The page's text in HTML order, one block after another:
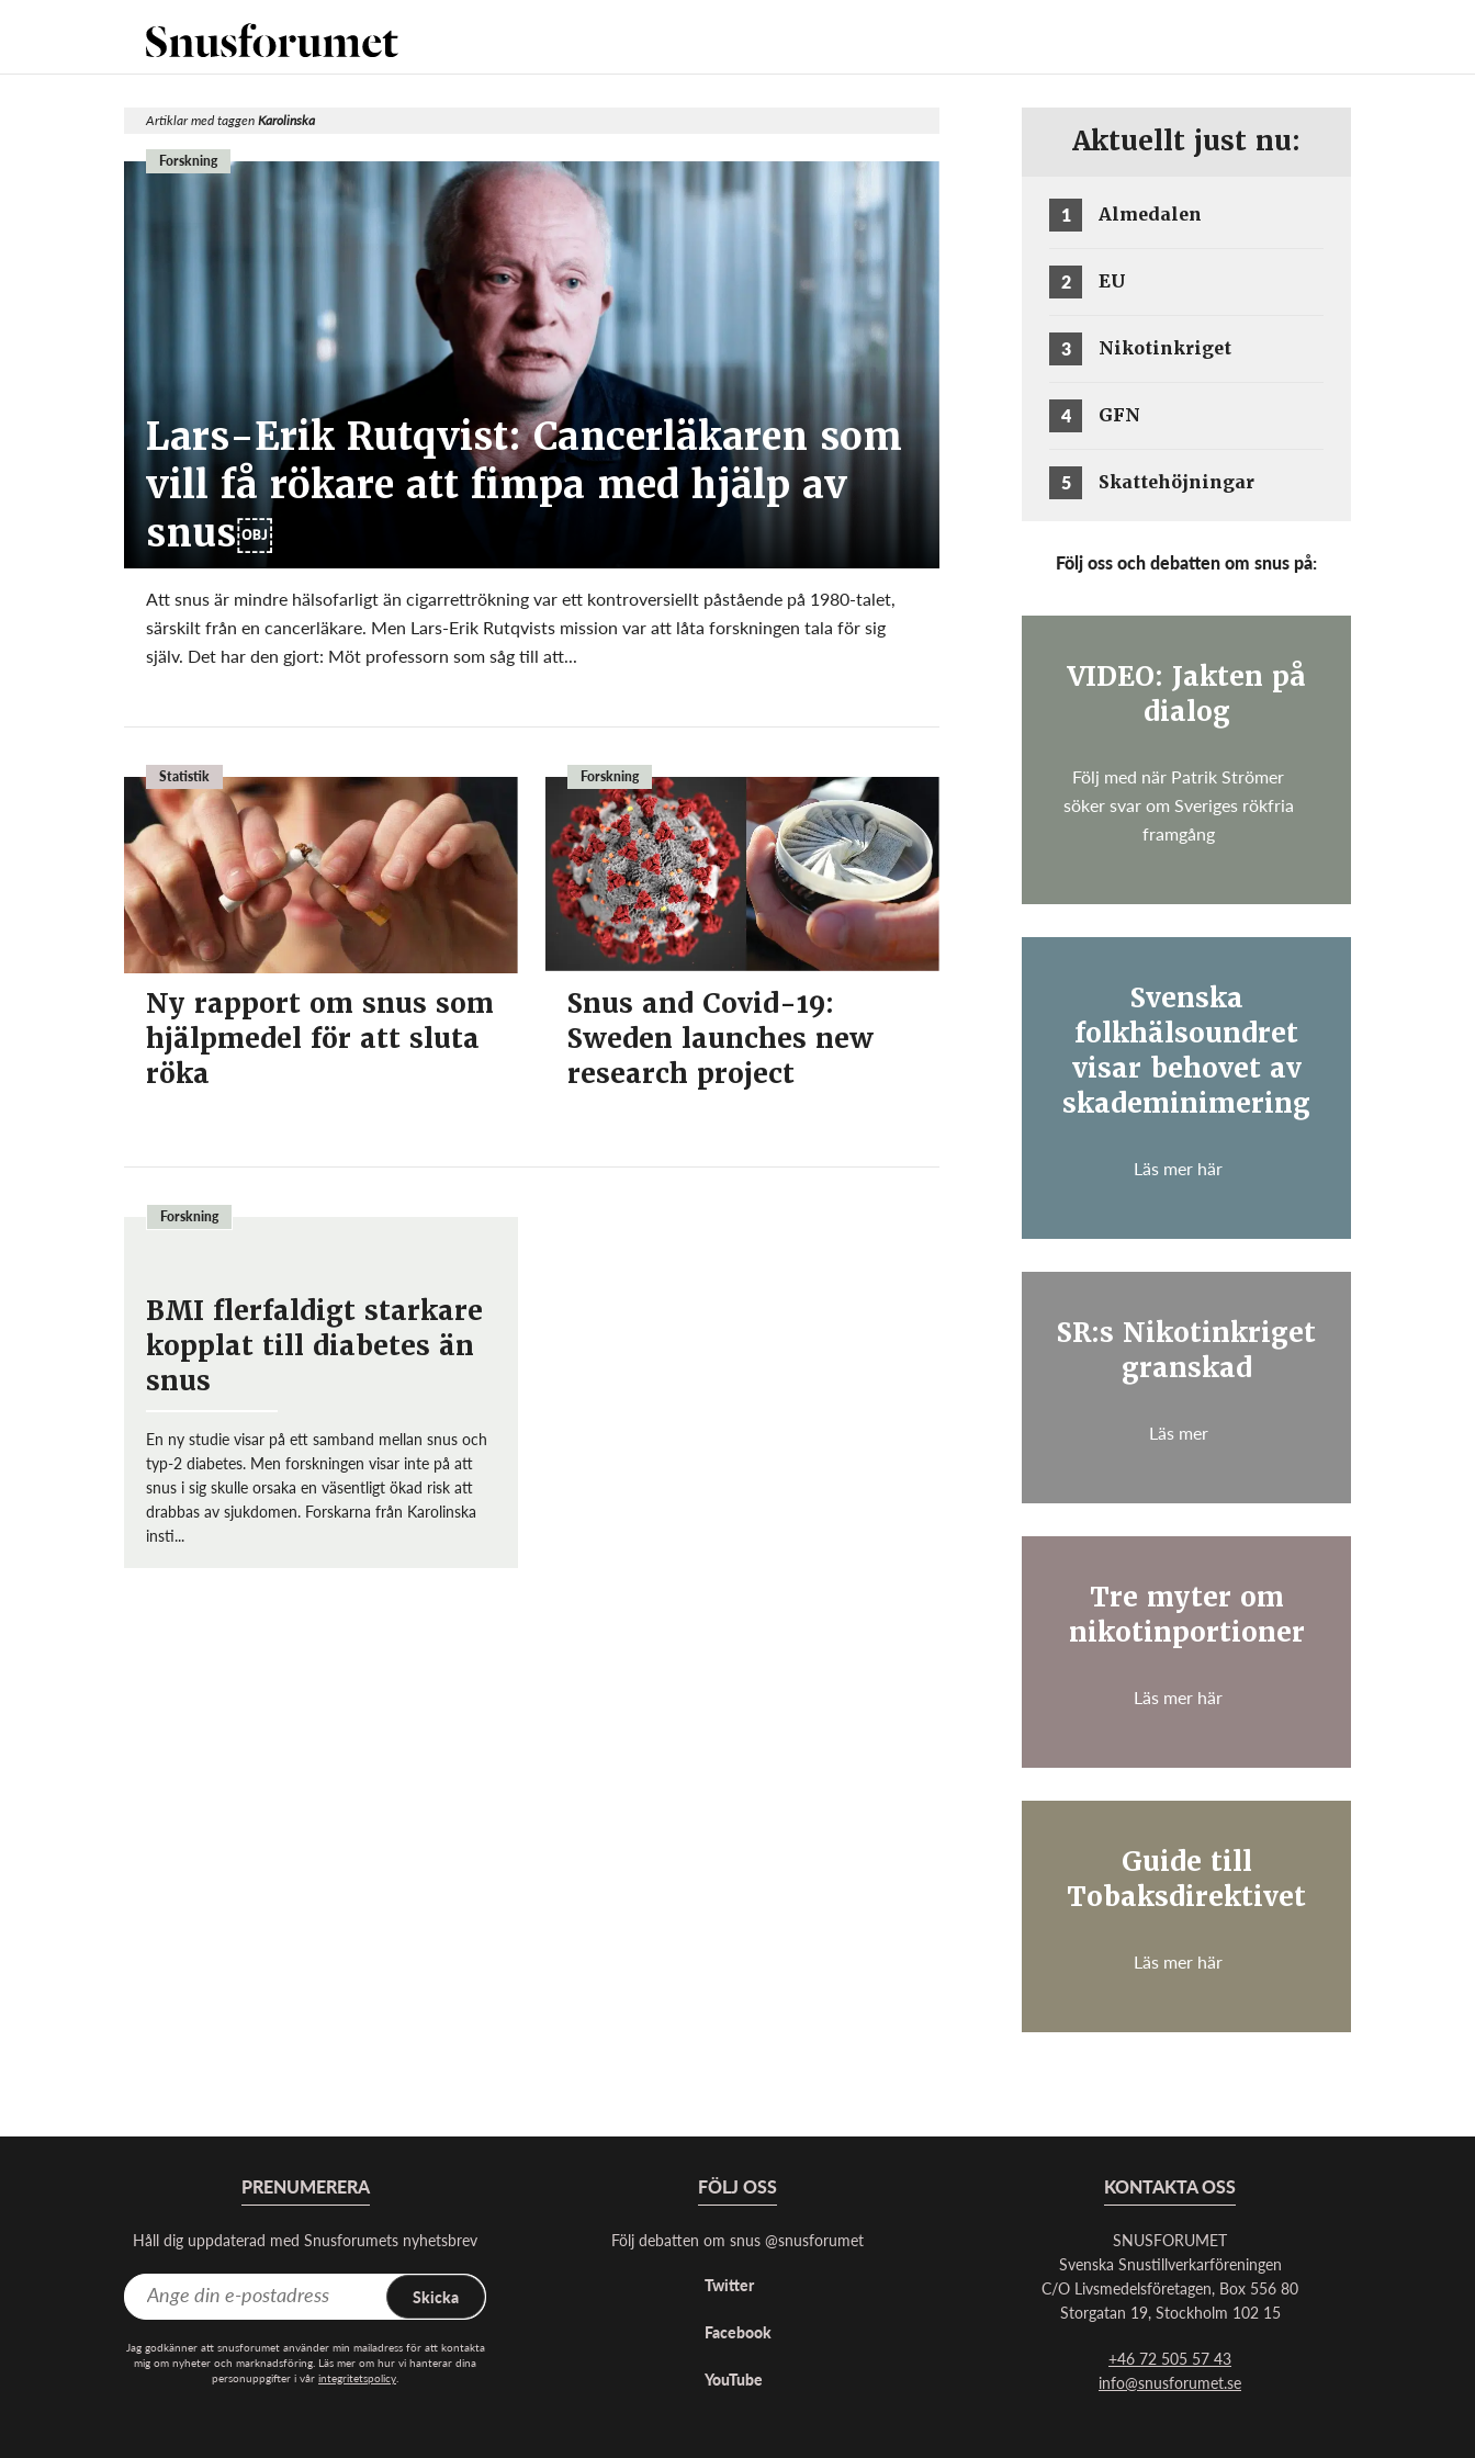
Artiklar med taggenKarolinska
Forskning
Lars-Erik Rutqvist: Cancerläkaren som
vill få rökare att fimpa med hjälp av
snus￼
Att snus är mindre hälsofarligt än cigarrettrökning var ett kontroversiellt påstående på 1980-talet,
särskilt från en cancerläkare. Men Lars-Erik Rutqvists mission var att låta forskningen tala för sig
själv. Det har den gjort: Möt professorn som såg till att...
Statistik
Ny rapport om snus som
hjälpmedel för att sluta
röka
Forskning
Snus and Covid-19:
Sweden launches new
research project
Forskning
BMI flerfaldigt starkare
kopplat till diabetes än
snus
En ny studie visar på ett samband mellan snus och
typ-2 diabetes. Men forskningen visar inte på att
snus i sig skulle orsaka en väsentligt ökad risk att
drabbas av sjukdomen. Forskarna från Karolinska
insti...
Aktuellt just nu:
1 Almedalen
2 EU
3 Nikotinkriget
4 GFN
5 Skattehöjningar
Följ oss och debatten om snus på:
VIDEO: Jakten på
dialog
Följ med när Patrik Strömer
söker svar om Sveriges rökfria
framgång
Svenska
folkhälsoundret
visar behovet av
skademinimering
Läs mer här
SR:s Nikotinkriget
granskad
Läs mer
Tre myter om
nikotinportioner
Läs mer här
Guide till
Tobaksdirektivet
Läs mer här
PRENUMERERA
Håll dig uppdaterad med Snusforumets nyhetsbrev
Skicka
Jag godkänner att snusforumet använder min mailadress för att kontakta
mig om nyheter och marknadsföring. Läs mer om hur vi hanterar dina
personuppgifter i vår integritetspolicy.
FÖLJ OSS
Följ debatten om snus @snusforumet
Twitter
Facebook
YouTube
KONTAKTA OSS
SNUSFORUMET
Svenska Snustillverkarföreningen
C/O Livsmedelsföretagen, Box 556 80
Storgatan 19, Stockholm 102 15
+46 72 505 57 43
info@snusforumet.se